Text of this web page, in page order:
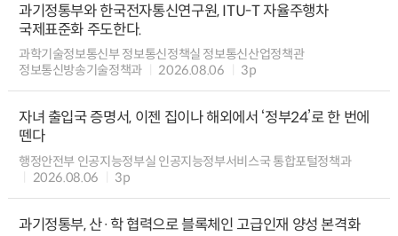
과기정통부와 한국전자통신연구원, ITU-T 자율주행차
국제표준화 주도한다.
과학기술정보통신부 정보통신정책실 정보통신산업정책관
정보통신방송기술정책과
2026.08.06 3p
자녀 출입국 증명서, 이젠 집이나 해외에서 ‘정부24’로 한 번에
뗀다
행정안전부 인공지능정부실 인공지능정부서비스국 통합포털정책과
2026.08.06
3p
과기정통부, 산·학 협력으로 블록체인 고급인재 양성 본격화